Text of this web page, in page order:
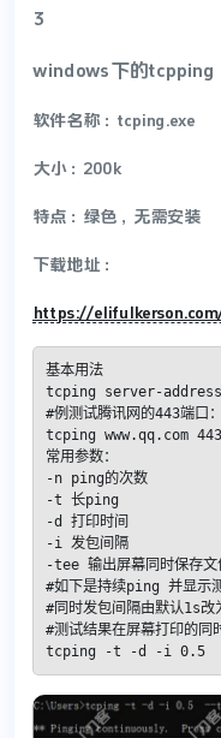
3
windows下的tcpping
软件名称：tcping.exe
大小：200k
特点：绿色，无需安装
下载地址：
https://
基本用法
tcping server-
#例测试腾讯网的443端口：
tcping www.qq.com 443
常用参数：
-n ping的次数
-t 长ping
-d 打印时间
-i 发包间隔
-tee 输出屏幕同时保存文
#如下是持续ping 并显示测
#同时发包间隔由默认1s
#测试结果在屏幕打印的同
tcping -t -d -i 0.5  --